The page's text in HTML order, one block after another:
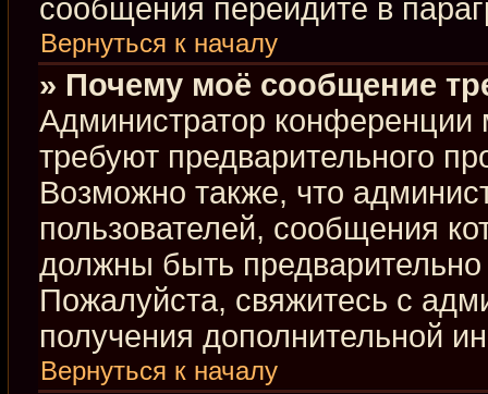
сообщения перейдите в
Вернуться к началу
» Почему моё сообщение
Администратор
требуют предварительного
Возможно также, что
пользователей, сообщения
должны быть
Пожалуйста, свяжитесь с
получения дополнительной
Вернуться к началу